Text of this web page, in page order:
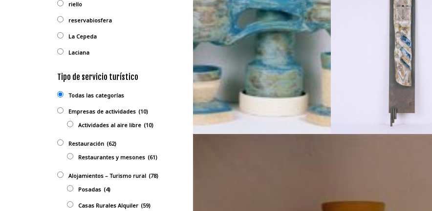
riello
reservabiosfera
La Cepeda
Laciana
Tipo de servicio turístico
Todas las categorías
Empresas de actividades (10)
Actividades al aire libre (10)
Restauración (62)
Restaurantes y mesones (61)
Alojamientos – Turismo rural (78)
Posadas (4)
Casas Rurales Alquiler (59)